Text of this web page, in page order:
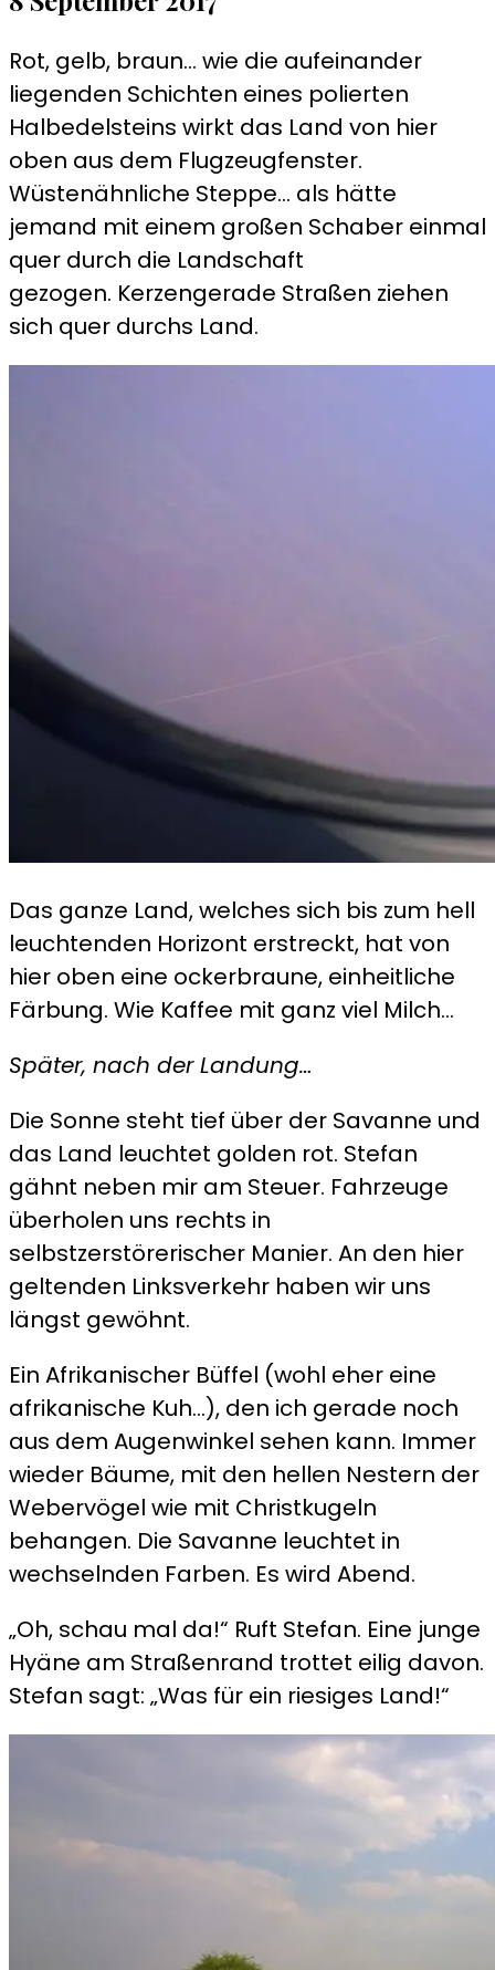
Rot, gelb, braun… wie die aufeinander
liegenden Schichten eines polierten
Halbedelsteins wirkt das Land von hier
oben aus dem Flugzeugfenster.
Wüstenähnliche Steppe… als hätte
jemand mit einem großen Schaber einmal
quer durch die Landschaft
gezogen. Kerzengerade Straßen ziehen
sich quer durchs Land.
Das ganze Land, welches sich bis zum hell
leuchtenden Horizont erstreckt, hat von
hier oben eine ockerbraune, einheitliche
Färbung. Wie Kaffee mit ganz viel Milch…
Später, nach der Landung…
Die Sonne steht tief über der Savanne und
das Land leuchtet golden rot. Stefan
gähnt neben mir am Steuer. Fahrzeuge
überholen uns rechts in
selbstzerstörerischer Manier. An den hier
geltenden Linksverkehr haben wir uns
längst gewöhnt.
Ein Afrikanischer Büffel (wohl eher eine
afrikanische Kuh…), den ich gerade noch
aus dem Augenwinkel sehen kann. Immer
wieder Bäume, mit den hellen Nestern der
Webervögel wie mit Christkugeln
behangen. Die Savanne leuchtet in
wechselnden Farben. Es wird Abend.
„Oh, schau mal da!“ Ruft Stefan. Eine junge
Hyäne am Straßenrand trottet eilig davon.
Stefan sagt: „Was für ein riesiges Land!“